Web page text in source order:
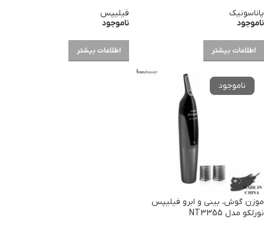
پاناسونیک
ناموجود
اطلاعات بیشتر
فیلیپس
ناموجود
اطلاعات بیشتر
موزن گوش، بینی و ابرو فیلیپس
نورلکو مدل NT3355